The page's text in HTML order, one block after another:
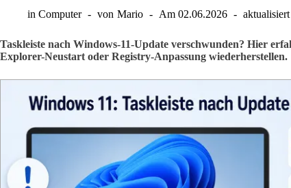
in Computer von Mario Am 02.06.2026 aktualisiert
Taskleiste nach Windows-11-Update verschwunden? Hier
Explorer-Neustart oder Registry-Anpassung wiederherstellen.